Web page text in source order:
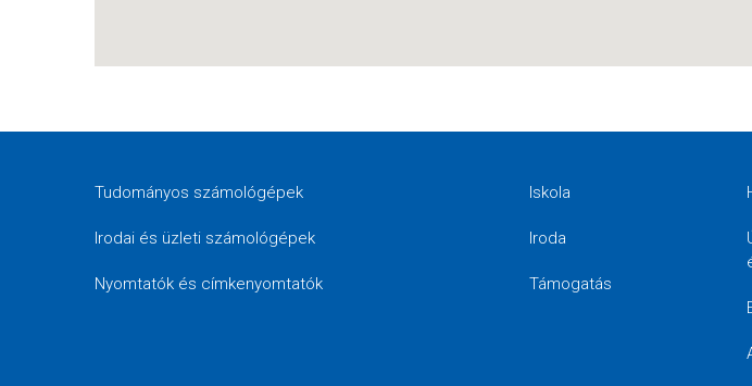
Tudományos számológépek
Irodai és üzleti számológépek
Nyomtatók és címkenyomtatók
Iskola
Iroda
Támogatás